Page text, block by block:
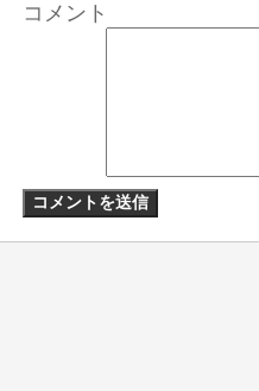
コメント